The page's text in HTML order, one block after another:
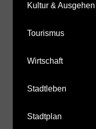
Kultur & Ausgehen
Tourismus
Wirtschaft
Stadtleben
Stadtplan